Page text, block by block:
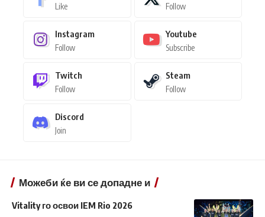
Like Follow
Instagram
Follow
Youtube
Subscribe
Twitch
Follow
Steam
Follow
Discord
Join
Можеби ќе ви се допадне и
Vitality го освои IEM Rio 2026